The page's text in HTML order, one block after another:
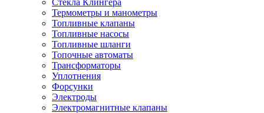
Стекла Клингера
Термометры и манометры
Топливные клапаны
Топливные насосы
Топливные шланги
Топочные автоматы
Трансформаторы
Уплотнения
Форсунки
Электроды
Электромагнитные клапаны